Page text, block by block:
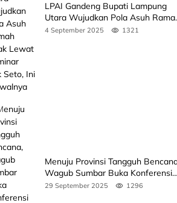
LPAI Gandeng Bupati Lampung
Utara Wujudkan Pola Asuh
Anak Lewat Seminar Kak Seto, Ini
4 September 2025 1321
Menuju Provinsi Tangguh
Wagub Sumbar Buka Konferensi
3rd ICDMM 2025 di Unand
29 September 2025 1296